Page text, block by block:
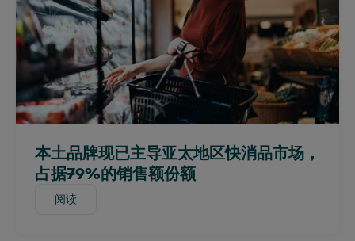
中国大陆 (CN)
中国大陆（英文）
马来西亚
墨西哥
摩洛哥
尼日利亚
秘鲁
菲律宾
葡萄牙
本土品牌现已主导亚太地区快消品市场，
占据79%的销售额份额
阅读